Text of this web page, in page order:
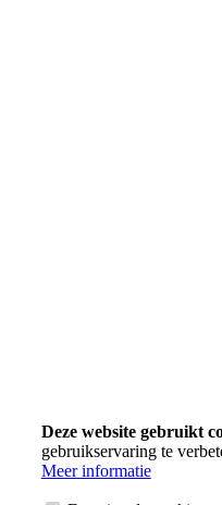
Deze website gebruikt
gebruikservaring te
Meer informatie